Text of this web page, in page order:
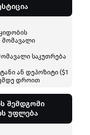
მომავალი
საკუთრება
ან დეპოზიტი ($1
დროით
შემდგომი
უფლება